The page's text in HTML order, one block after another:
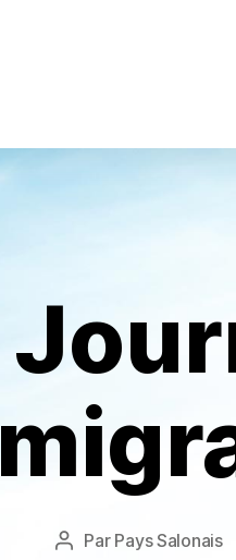
Auteur
Par Pays Salonais